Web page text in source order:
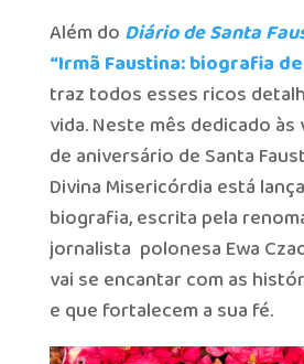
Além do Diário de Santa
“Irmã Faustina: biografia
traz todos esses ricos
vida. Neste mês dedicado
de aniversário de Santa
Divina Misericórdia está
biografia, escrita pela
jornalista polonesa Ewa
vai se encantar com as
e que fortalecem a sua fé.